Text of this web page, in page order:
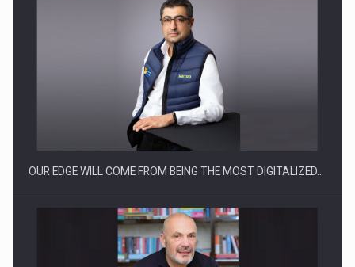
Producatorii si comerciantii care nu se supun noilor
OUR EDGE WILL COME FROM BEING THE MOST DIGITALIZED…